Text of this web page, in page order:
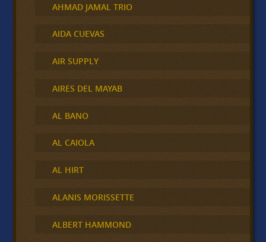
AHMAD JAMAL TRIO
AIDA CUEVAS
AIR SUPPLY
AIRES DEL MAYAB
AL BANO
AL CAIOLA
AL HIRT
ALANIS MORISSETTE
ALBERT HAMMOND